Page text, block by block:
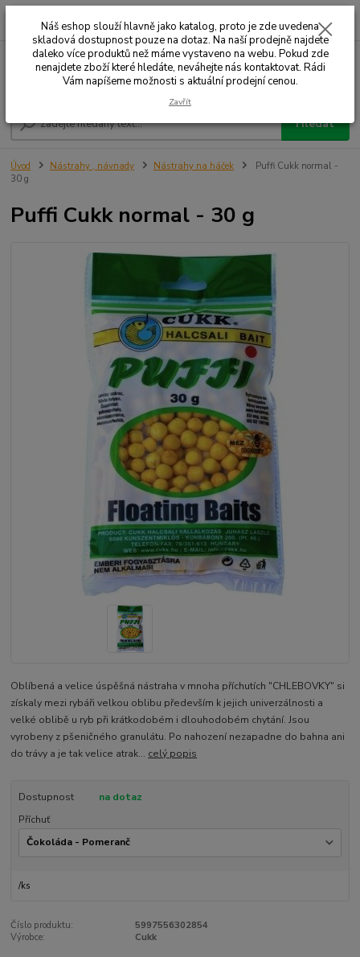
Menu
Hledat
+420 732 707 573 za
Úvod Nástrahy , návnady Nástrahy na háček
Puffi Cukk normal -
30 g
Puffi Cukk normal - 30 g
Oblíbená a velice úspěšná nástraha v mnoha příchutích "CHLEBOVKY" si
získaly mezi rybáři velkou oblibu především k jejich univerzálnosti a
velké oblibě u ryb při krátkodobém i dlouhodobém chytání. Jsou
vyrobeny z pšeničného granulátu. Po nahození nezapadne do bahna ani
do trávy a je tak velice atrak... celý popis
Dostupnost
na dotaz
Příchuť
/ks
Číslo produktu:
5997556302854
Výrobce:
Cukk
Náš eshop slouží hlavně jako katalog, proto je zde uvedena
skladová dostupnost pouze na dotaz. Na naší prodejně najdete
daleko více produktů než máme vystaveno na webu. Pokud zde
nenajdete zboží které hledáte, neváhejte nás kontaktovat. Rádi
Vám napíšeme možnosti s aktuální prodejní cenou.
Zavřít